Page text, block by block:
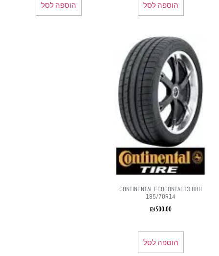
הוספה לסל הוספה לסל
CONTINENTAL ECOCONTACT3 88H
185/70R14
₪500.00
הוספה לסל